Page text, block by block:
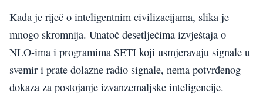
Kada je riječ o inteligentnim civilizacijama, slika je
mnogo skromnija. Unatoč desetljećima izvještaja o
NLO-ima i programima SETI koji usmjeravaju signale u
svemir i prate dolazne radio signale, nema potvrđenog
dokaza za postojanje izvanzemaljske inteligencije.